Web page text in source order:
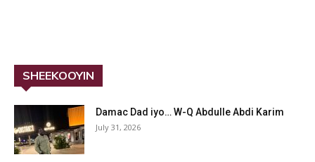
SHEEKOOYIN
Damac Dad iyo… W-Q Abdulle Abdi Karim
July 31, 2026